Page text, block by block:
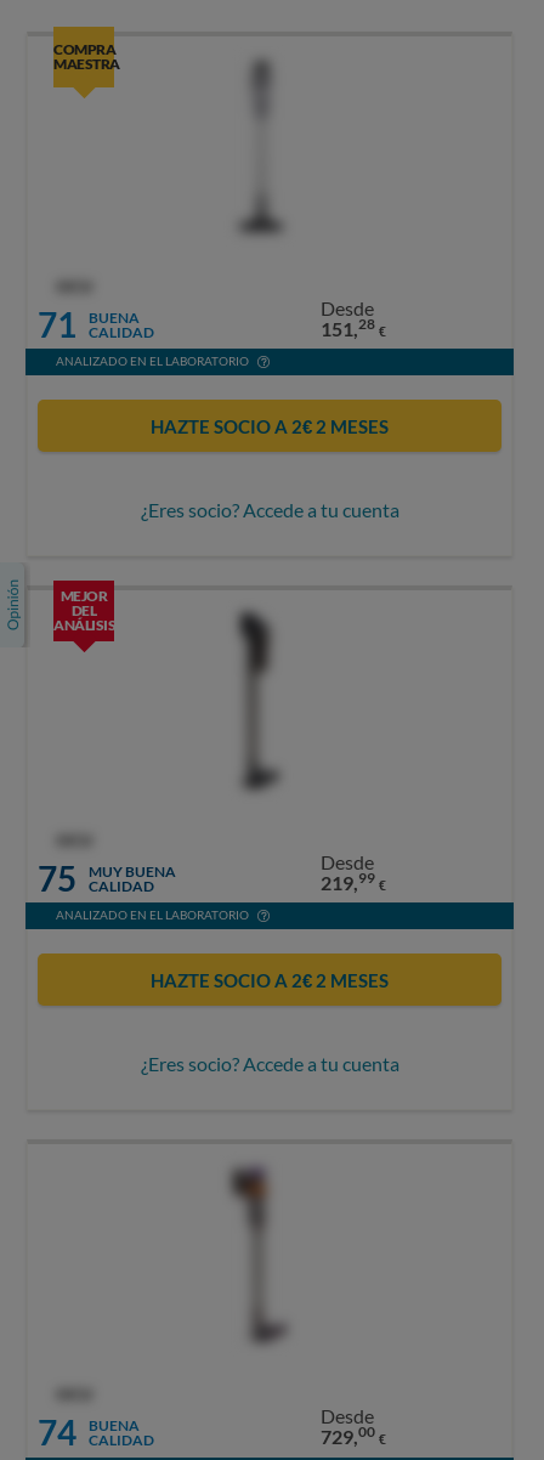
COMPRA
MAESTRA
71
BUENA
CALIDAD
Desde
151,28 €
ANALIZADO EN EL LABORATORIO
HAZTE SOCIO A 2€ 2 MESES
¿Eres socio? Accede a tu cuenta
MEJOR
DEL
ANÁLISIS
75
MUY BUENA
CALIDAD
Desde
219,99 €
ANALIZADO EN EL LABORATORIO
HAZTE SOCIO A 2€ 2 MESES
¿Eres socio? Accede a tu cuenta
74
BUENA
CALIDAD
Desde
729,00 €